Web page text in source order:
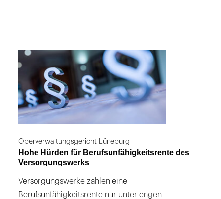
Oberverwaltungsgericht Lüneburg
Hohe Hürden für Berufsunfähigkeitsrente des
Versorgungswerks
Versorgungswerke zahlen eine
Berufsunfähigkeitsrente nur unter engen